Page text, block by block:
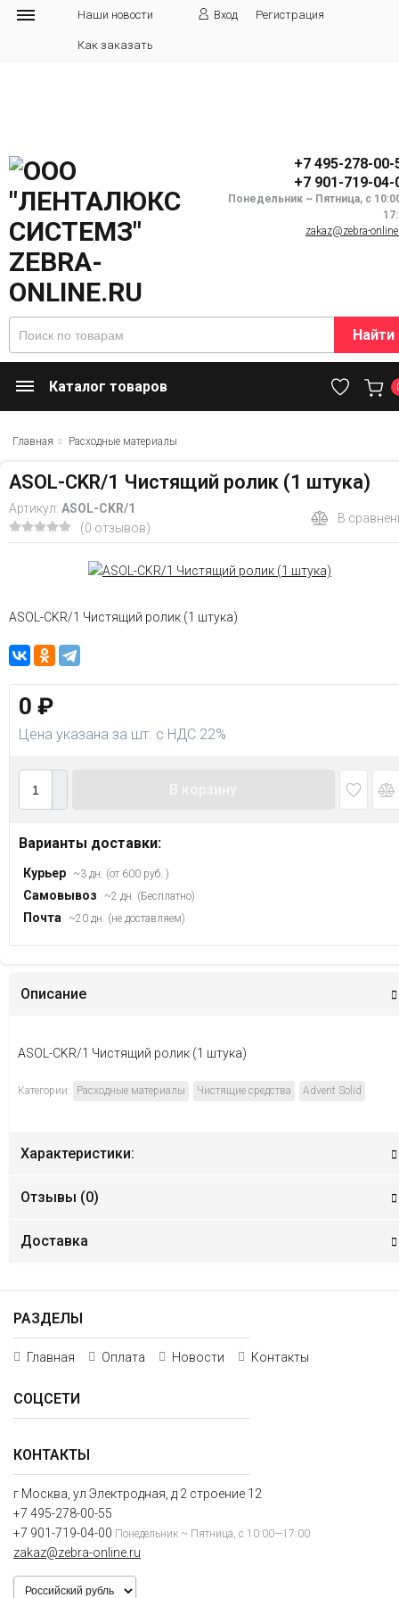
Наши новости Вход Регистрация
Как заказать
+7 495-278-00-
+7 901-719-04-
Понедельник ~ Пятница, с
zakaz@zebra-
Найти
Каталог товаров
Главная Расходные материалы
ASOL-CKR/1 Чистящий ролик (1 штука)
Артикул: ASOL-CKR/1
(0 отзывов)
В
ASOL-CKR/1 Чистящий ролик (1 штука)
0 ₽
Цена указана за шт. с НДС 22%
Варианты доставки:
Курьер ~3 дн. (от 600 руб. )
Самовывоз ~2 дн. (Бесплатно)
Почта ~20 дн. (не доставляем)
Описание
ASOL-CKR/1 Чистящий ролик (1 штука)
Категории: Расходные материалы Чистящие средства Advent Solid
Характеристики:
Отзывы (0)
Доставка
КОНТАКТЫ
г Москва, ул Электродная, д 2 строение 12
+7 495-278-00-55
+7 901-719-04-00 Понедельник ~ Пятница, с 10:00—17:00
zakaz@zebra-online.ru
РАЗДЕЛЫ
Главная Оплата Новости Контакты
СОЦСЕТИ